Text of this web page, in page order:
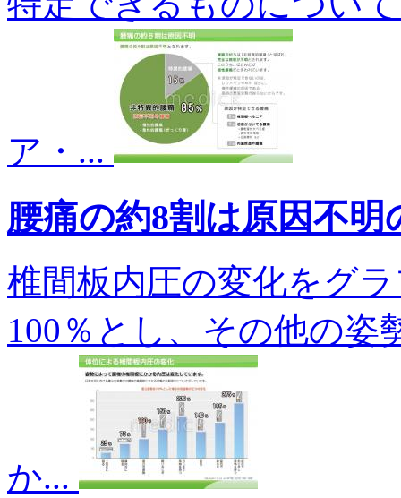
ア・...
腰痛の約8割は原因不
椎間板内圧の変化をグ
100％とし、その他の
か...